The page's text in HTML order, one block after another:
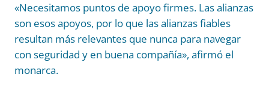
«Necesitamos puntos de apoyo firmes. Las alianzas
son esos apoyos, por lo que las alianzas fiables
resultan más relevantes que nunca para navegar
con seguridad y en buena compañía», afirmó el
monarca.